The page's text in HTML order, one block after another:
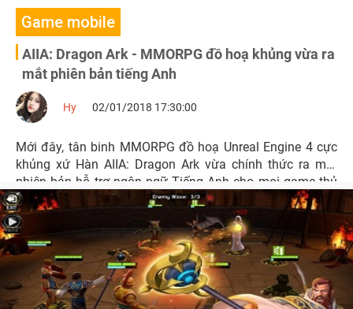
Game mobile
AIIA: Dragon Ark - MMORPG đồ hoạ khủng vừa ra
mắt phiên bản tiếng Anh
Hy 02/01/2018 17:30:00
Mới đây, tân binh MMORPG đồ hoạ Unreal Engine 4 cực
khủng xứ Hàn AIIA: Dragon Ark vừa chính thức ra mắt
phiên bản hỗ trợ ngôn ngữ Tiếng Anh cho mọi game thủ
dễ dàng trải nghiệm.